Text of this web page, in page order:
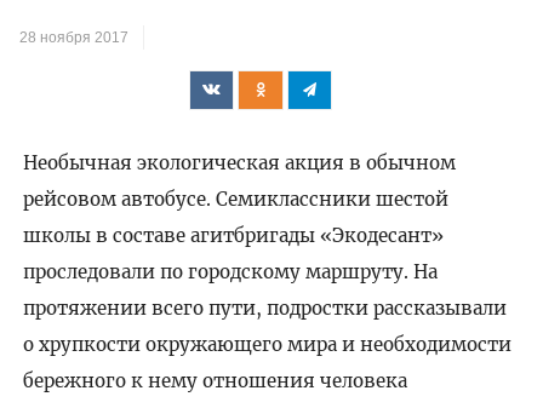
28 ноября 2017
Необычная экологическая акция в обычном
рейсовом автобусе. Семиклассники шестой
школы в составе агитбригады «Экодесант»
проследовали по городскому маршруту. На
протяжении всего пути, подростки рассказывали
о хрупкости окружающего мира и необходимости
бережного к нему отношения человека